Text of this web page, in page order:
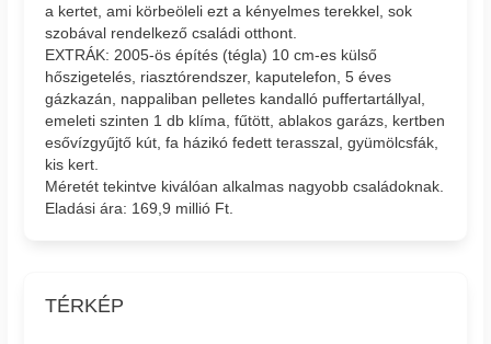
a kertet, ami körbeöleli ezt a kényelmes terekkel, sok
szobával rendelkező családi otthont.
EXTRÁK: 2005-ös építés (tégla) 10 cm-es külső
hőszigetelés, riasztórendszer, kaputelefon, 5 éves
gázkazán, nappaliban pelletes kandalló puffertartállyal,
emeleti szinten 1 db klíma, fűtött, ablakos garázs, kertben
esővízgyűjtő kút, fa házikó fedett terasszal, gyümölcsfák,
kis kert.
Méretét tekintve kiválóan alkalmas nagyobb családoknak.
Eladási ára: 169,9 millió Ft.
TÉRKÉP